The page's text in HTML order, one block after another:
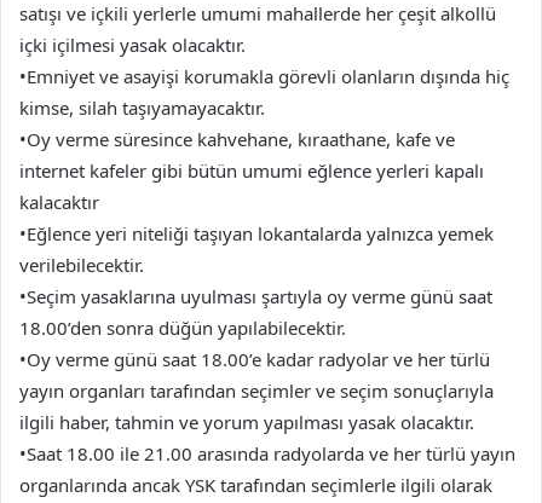
satışı ve içkili yerlerle umumi mahallerde her çeşit alkollü
içki içilmesi yasak olacaktır.
•Emniyet ve asayişi korumakla görevli olanların dışında hiç
kimse, silah taşıyamayacaktır.
•Oy verme süresince kahvehane, kıraathane, kafe ve
internet kafeler gibi bütün umumi eğlence yerleri kapalı
kalacaktır
•Eğlence yeri niteliği taşıyan lokantalarda yalnızca yemek
verilebilecektir.
•Seçim yasaklarına uyulması şartıyla oy verme günü saat
18.00’den sonra düğün yapılabilecektir.
•Oy verme günü saat 18.00’e kadar radyolar ve her türlü
yayın organları tarafından seçimler ve seçim sonuçlarıyla
ilgili haber, tahmin ve yorum yapılması yasak olacaktır.
•Saat 18.00 ile 21.00 arasında radyolarda ve her türlü yayın
organlarında ancak YSK tarafından seçimlerle ilgili olarak